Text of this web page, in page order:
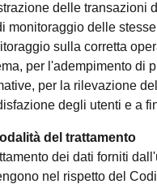
delle transazioni
monitoraggio delle
sulla corretta
per l'adempimento di
per la rilevazione
degli utenti e a
del trattamento
dei dati forniti
nel rispetto del